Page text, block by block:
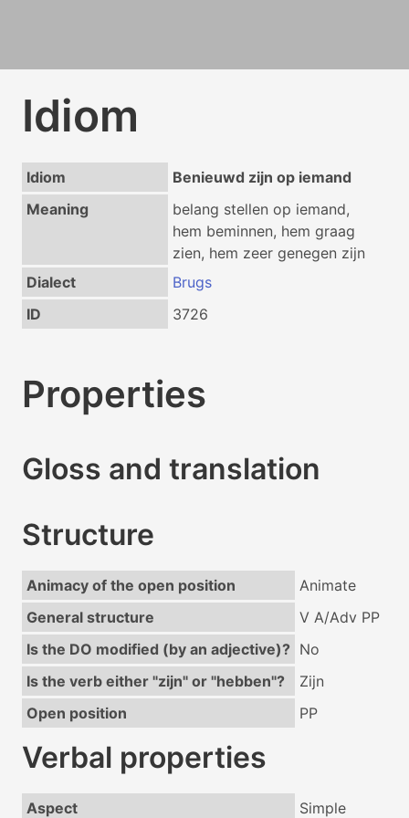
Idiom
Idiom
Benieuwd zijn op iemand
Meaning
belang stellen op iemand,
hem beminnen, hem graag
zien, hem zeer genegen zijn
Dialect
Brugs
ID
3726
Properties
Gloss and translation
Structure
Animacy of the open position
Animate
General structure
V A/Adv PP
Is the DO modified (by an adjective)? No
Is the verb either "zijn" or "hebben"?
Zijn
Open position
PP
Verbal properties
Aspect Simple